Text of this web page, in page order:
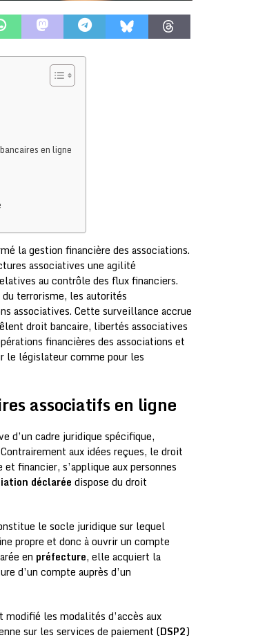
en ligne
la gestion financière des associations.
associatives une agilité
au contrôle des flux financiers.
terrorisme, les autorités
associatives. Cette surveillance accrue
droit bancaire, libertés associatives
financières des associations et
le législateur comme pour les
associatifs en ligne
d’un cadre juridique spécifique,
aux idées reçues, le droit
financier, s’applique aux personnes
déclarée dispose du droit
le socle juridique sur lequel
propre et donc à ouvrir un compte
en préfecture, elle acquiert la
d’un compte auprès d’un
modifié les modalités d’accès aux
sur les services de paiement (DSP2)